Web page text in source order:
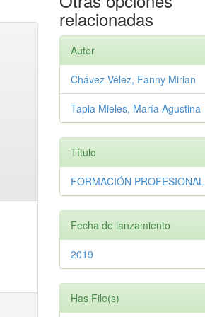
relacionadas
Autor
Chávez Vélez, Fanny Mirian
Tapia Mieles, María Agustina
Título
FORMACIÓN PROFESIONAL
Fecha de lanzamiento
2019
Has File(s)